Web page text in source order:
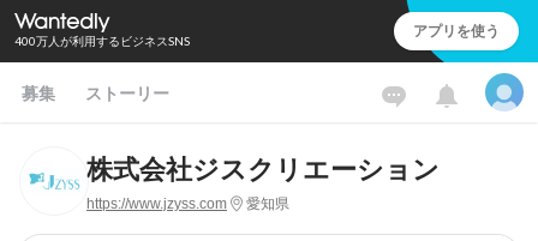
400万人が利用するビジネスSNS アプリを使う
募集 ストーリー
株式会社ジスクリエーション
https://www.jzyss.com 愛知県